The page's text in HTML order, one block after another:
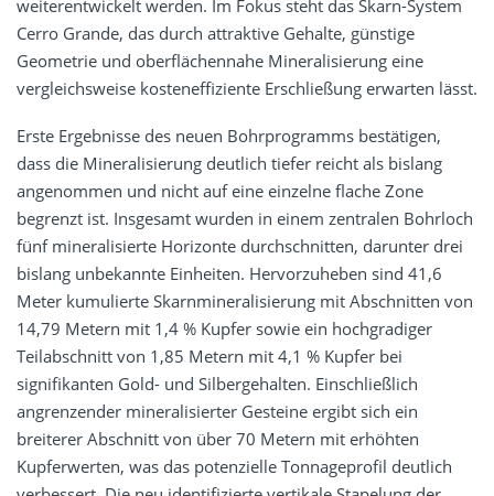
weiterentwickelt werden. Im Fokus steht das Skarn-System
Cerro Grande, das durch attraktive Gehalte, günstige
Geometrie und oberflächennahe Mineralisierung eine
vergleichsweise kosteneffiziente Erschließung erwarten lässt.
Erste Ergebnisse des neuen Bohrprogramms bestätigen,
dass die Mineralisierung deutlich tiefer reicht als bislang
angenommen und nicht auf eine einzelne flache Zone
begrenzt ist. Insgesamt wurden in einem zentralen Bohrloch
fünf mineralisierte Horizonte durchschnitten, darunter drei
bislang unbekannte Einheiten. Hervorzuheben sind 41,6
Meter kumulierte Skarnmineralisierung mit Abschnitten von
14,79 Metern mit 1,4 % Kupfer sowie ein hochgradiger
Teilabschnitt von 1,85 Metern mit 4,1 % Kupfer bei
signifikanten Gold- und Silbergehalten. Einschließlich
angrenzender mineralisierter Gesteine ergibt sich ein
breiterer Abschnitt von über 70 Metern mit erhöhten
Kupferwerten, was das potenzielle Tonnageprofil deutlich